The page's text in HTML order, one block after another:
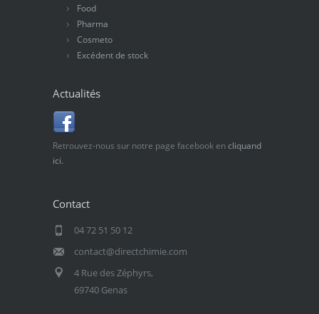
Food
Pharma
Cosmeto
Excédent de stock
Actualités
Retrouvez-nous sur notre page facebook encliquand
ici.
Contact
04 72 51 50 12
contact@directchimie.com
4 Rue des Zéphyrs,
69740 Genas